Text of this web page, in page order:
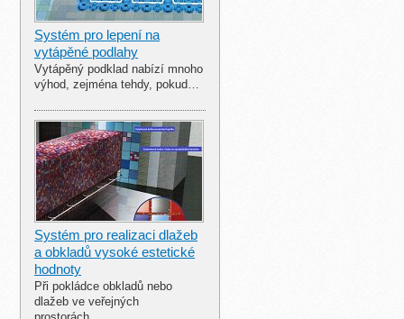
Systém pro lepení na
vytápěné podlahy
Vytápěný podklad nabízí mnoho
výhod, zejména tehdy, pokud…
Systém pro realizaci dlažeb
a obkladů vysoké estetické
hodnoty
Při pokládce obkladů nebo
dlažeb ve veřejných